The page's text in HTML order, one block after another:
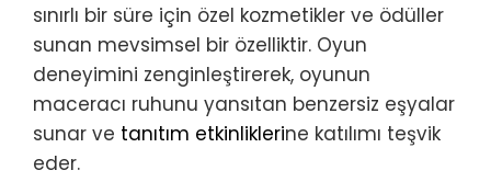
sınırlı bir süre için özel kozmetikler ve ödüller
sunan mevsimsel bir özelliktir. Oyun
deneyimini zenginleştirerek, oyunun
maceracı ruhunu yansıtan benzersiz eşyalar
sunar ve tanıtım etkinliklerine katılımı teşvik
eder.